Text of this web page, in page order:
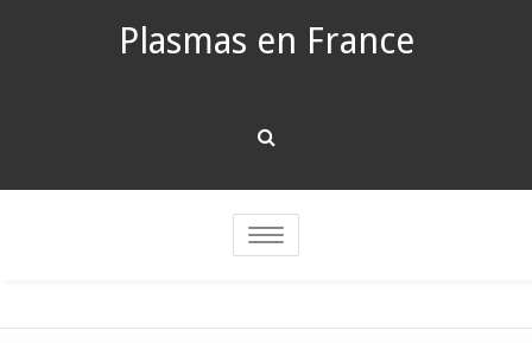
Plasmas en France
Toggle
navigation